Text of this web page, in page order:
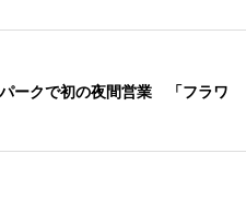
ークで初の夜間営業 「フラワ